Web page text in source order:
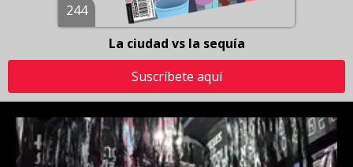
244
La ciudad vs la sequía
Suscríbete aquí